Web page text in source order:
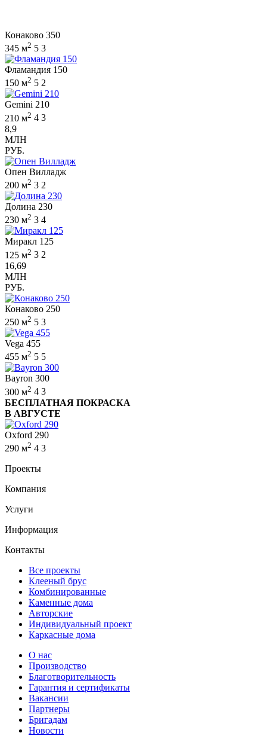
Конаково 350
345 м2 5 3
Фламандия 150
150 м2 5 2
Gemini 210
210 м2 4 3
8,9
МЛН
РУБ.
Опен Вилладж
200 м2 3 2
Долина 230
230 м2 3 4
Миракл 125
125 м2 3 2
16,69
МЛН
РУБ.
Конаково 250
250 м2 5 3
Vega 455
455 м2 5 5
Bayron 300
300 м2 4 3
БЕСПЛАТНАЯ ПОКРАСКА
В АВГУСТЕ
Oxford 290
290 м2 4 3
Проекты
Компания
Услуги
Информация
Контакты
Все проекты
Клееный брус
Комбинированные
Каменные дома
Авторские
Индивидуальный проект
Каркасные дома
О нас
Производство
Благотворительность
Гарантия и сертификаты
Вакансии
Партнеры
Бригадам
Новости